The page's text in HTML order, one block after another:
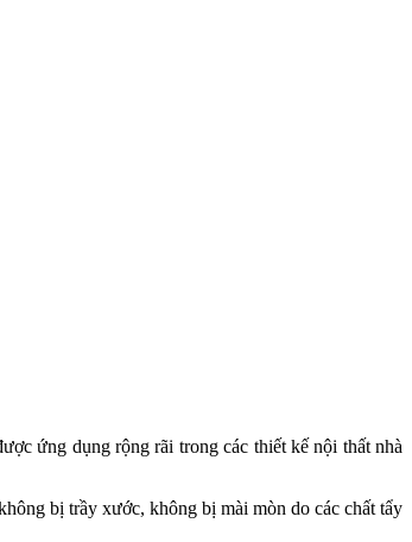
ứng dụng rộng rãi trong các thiết kế nội thất nhà
bị trầy xước, không bị mài mòn do các chất tẩy